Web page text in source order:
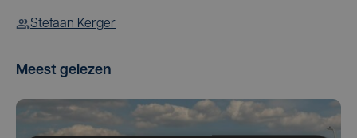
Stefaan Kerger
Meest gelezen